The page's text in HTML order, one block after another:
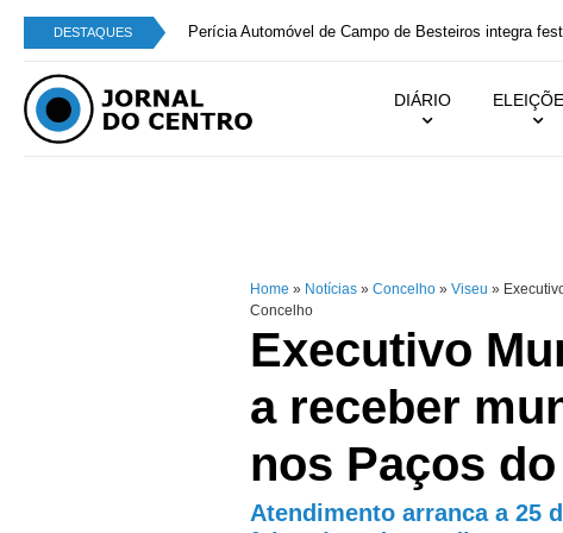
DESTAQUES Perícia Automóvel de Campo de Besteiros integra
DIÁRIO
Home » Notícias » Concelho » Viseu »
Concelho
Executivo
a receber
nos Paços
Atendimento arranca a 25